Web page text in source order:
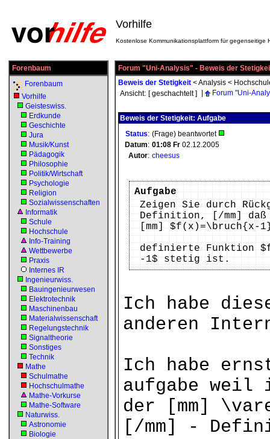
Vorhilfe
Kostenlose Kommunikationsplattform für gegenseitige
Forenbaum
Forenbaum
Vorhilfe
Geisteswiss.
Erdkunde
Geschichte
Jura
Musik/Kunst
Pädagogik
Philosophie
Politik/Wirtschaft
Psychologie
Religion
Sozialwissenschaften
Informatik
Schule
Hochschule
Info-Training
Wettbewerbe
Praxis
Internes IR
Ingenieurwiss.
Bauingenieurwesen
Elektrotechnik
Maschinenbau
Materialwissenschaft
Regelungstechnik
Signaltheorie
Sonstiges
Technik
Mathe
Schulmathe
Hochschulmathe
Mathe-Vorkurse
Mathe-Software
Naturwiss.
Astronomie
Biologie
Forum "Uni-Analysis" - Beweis der
Beweis der Stetigkeit <Analysis <
Ansicht: [ geschachtelt ] Forum "Uni-
Beweis der Stetigkeit: Aufgabe
Status: (Frage) beantwortet
Datum: 01:08 Fr 02.12.2005
Autor: cheesus
Aufgabe
Zeigen Sie durch
Definition, [/mm] daß
[mm] $f(x)=\bruch{x-
definierte Funktion
-1$ stetig ist.
Ich habe
anderen
Ich habe
aufgabe weil
der [mm]
[/mm] -